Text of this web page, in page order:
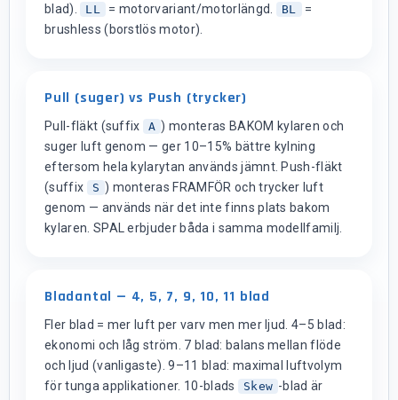
blad).
LL = motorvariant/motorlängd. BL
=
brushless (borstlös motor).
Pull (suger) vs Push (trycker)
Pull-fläkt (suffix A ) monteras BAKOM kylaren och
suger luft genom — ger 10–15% bättre kylning
eftersom hela kylarytan används jämnt. Push-fläkt
(suffix
S ) monteras FRAMFÖR och trycker luft
genom — används när det inte finns plats bakom
kylaren. SPAL erbjuder båda i samma modellfamilj.
Bladantal — 4, 5, 7, 9, 10, 11 blad
Fler blad = mer luft per varv men mer ljud. 4–5 blad:
ekonomi och låg ström. 7 blad: balans mellan flöde
och ljud (vanligaste). 9–11 blad: maximal luftvolym
för tunga applikationer. 10-blads
Skew -blad är